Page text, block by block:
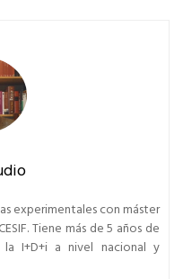
experimentales con máster
Tiene más de 5 años de
I+D+i a nivel nacional y